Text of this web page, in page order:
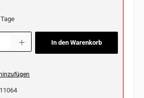
gewünschten Wert ein oder benutze die Schaltflächen
In den Warenkorb